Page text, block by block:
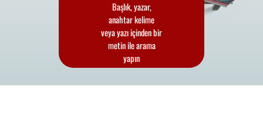
Başlık, yazar,
anahtar kelime
veya yazı içinden bir
metin ile arama
yapın